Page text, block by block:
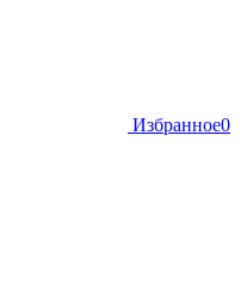
Избранное0